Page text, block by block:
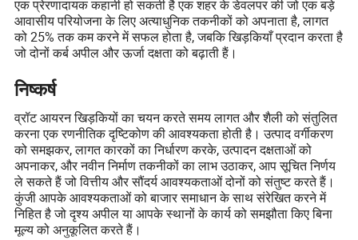
एक प्रेरणादायक कहानी हो सकती है एक शहर के डेवलपर की जो एक बड़े
आवासीय परियोजना के लिए अत्याधुनिक तकनीकों को अपनाता है, लागत
को 25% तक कम करने में सफल होता है, जबकि खिड़कियाँ प्रदान करता है
जो दोनों कर्ब अपील और ऊर्जा दक्षता को बढ़ाती हैं।
निष्कर्ष
व्रॉट आयरन खिड़कियों का चयन करते समय लागत और शैली को संतुलित
करना एक रणनीतिक दृष्टिकोण की आवश्यकता होती है। उत्पाद वर्गीकरण
को समझकर, लागत कारकों का निर्धारण करके, उत्पादन दक्षताओं को
अपनाकर, और नवीन निर्माण तकनीकों का लाभ उठाकर, आप सूचित निर्णय
ले सकते हैं जो वित्तीय और सौंदर्य आवश्यकताओं दोनों को संतुष्ट करते हैं।
कुंजी आपके आवश्यकताओं को बाजार समाधान के साथ संरेखित करने में
निहित है जो दृश्य अपील या आपके स्थानों के कार्य को समझौता किए बिना
मूल्य को अनुकूलित करते हैं।